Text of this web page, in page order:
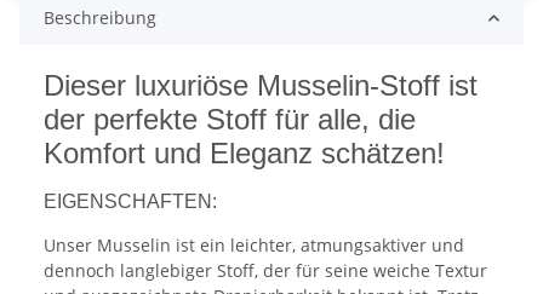
Beschreibung
Dieser luxuriöse Musselin-Stoff ist
der perfekte Stoff für alle, die
Komfort und Eleganz schätzen!
EIGENSCHAFTEN:
Unser Musselin ist ein leichter, atmungsaktiver und
dennoch langlebiger Stoff, der für seine weiche Textur